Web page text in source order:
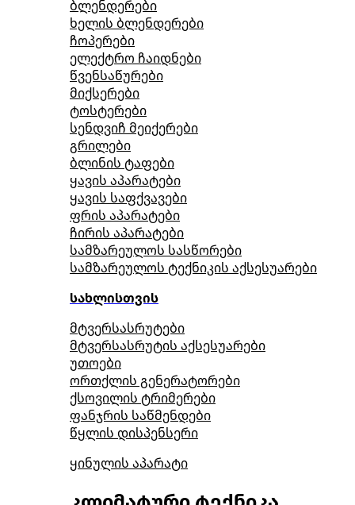
ბლენდერები
ხელის ბლენდერები
ჩოპერები
ელექტრო ჩაიდნები
წვენსაწურები
მიქსერები
ტოსტერები
სენდვიჩ მეიქერები
გრილები
ბლინის ტაფები
ყავის აპარატები
ყავის საფქვავები
ფრის აპარატები
ჩირის აპარატები
სამზარეულოს სასწორები
სამზარეულოს ტექნიკის აქსესუარები
სახლისთვის
მტვერსასრუტები
მტვერსასრუტის აქსესუარები
უთოები
ორთქლის გენერატორები
ქსოვილის ტრიმერები
ფანჯრის საწმენდები
წყლის დისპენსერი
ყინულის აპარატი